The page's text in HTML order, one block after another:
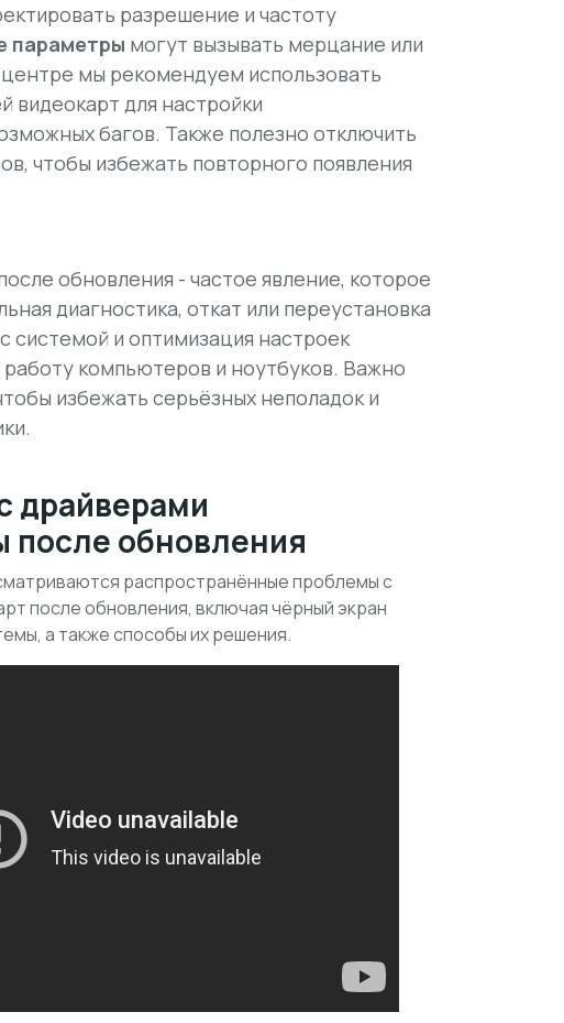
разрешение и частоту
параметры могут вызывать мерцание или
мы рекомендуем использовать
видеокарт для настройки
багов. Также полезно отключить
чтобы избежать повторного появления
обновления - частое явление, которое
диагностика, откат или переустановка
системой и оптимизация настроек
компьютеров и ноутбуков. Важно
избежать серьёзных неполадок и
драйверами
после обновления
распространённые проблемы с
после обновления, включая чёрный экран
а также способы их решения.